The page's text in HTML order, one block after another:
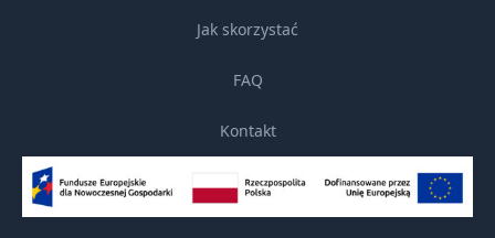
Jak skorzystać
FAQ
Kontakt